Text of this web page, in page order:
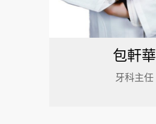
包軒華
牙科主任